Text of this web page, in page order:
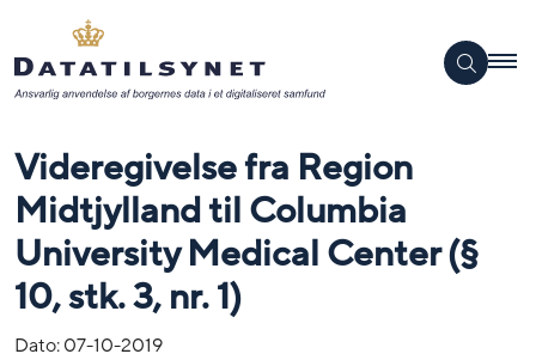
Videregivelse fra Region
Midtjylland til Columbia
University Medical Center (§
10, stk. 3, nr. 1)
Dato:07-10-2019